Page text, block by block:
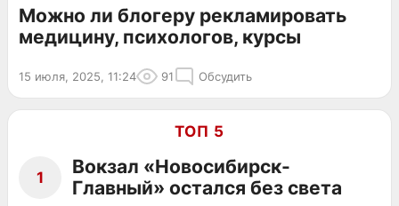
Можно ли блогеру рекламировать
медицину, психологов, курсы
15 июля, 2025, 11:24 91 Обсудить
ТОП 5
1
Вокзал «Новосибирск-
Главный» остался без света